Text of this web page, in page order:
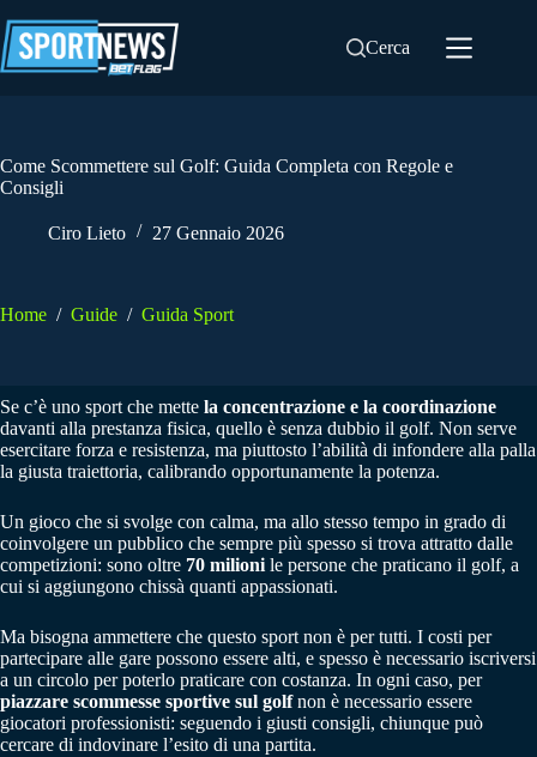
al
contenuto
Cerca
Come Scommettere sul Golf: Guida Completa con Regole e
Consigli
Ciro Lieto 27 Gennaio 2026
Home / Guide / Guida Sport
Se c’è uno sport che mette la concentrazione e la coordinazione
davanti alla prestanza fisica, quello è senza dubbio il golf. Non serve
esercitare forza e resistenza, ma piuttosto l’abilità di infondere alla palla
la giusta traiettoria, calibrando opportunamente la potenza.
Un gioco che si svolge con calma, ma allo stesso tempo in grado di
coinvolgere un pubblico che sempre più spesso si trova attratto dalle
competizioni: sono oltre 70 milioni le persone che praticano il golf, a
cui si aggiungono chissà quanti appassionati.
Ma bisogna ammettere che questo sport non è per tutti. I costi per
partecipare alle gare possono essere alti, e spesso è necessario iscriversi
a un circolo per poterlo praticare con costanza. In ogni caso, per
piazzare scommesse sportive sul golfnon è necessario essere
giocatori professionisti: seguendo i giusti consigli, chiunque può
cercare di indovinare l’esito di una partita.